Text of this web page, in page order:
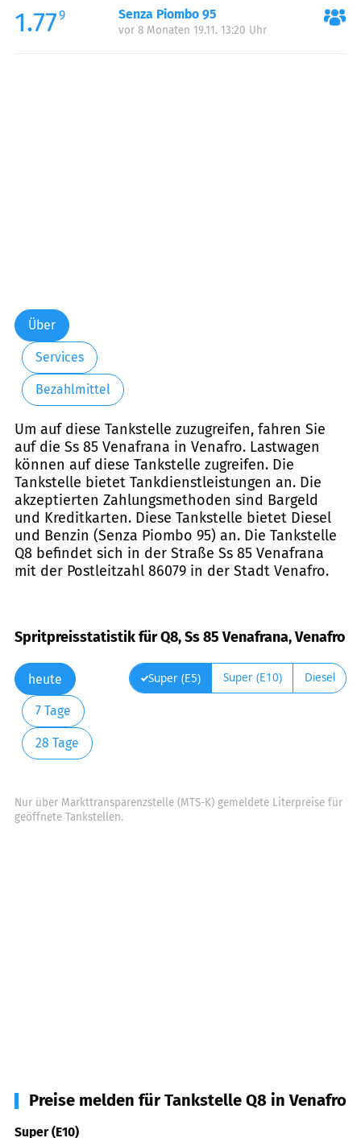
1.779 Senza Piombo 95
vor 8 Monaten 19.11. 13:20 Uhr
Über
Services
Bezahlmittel
Um auf diese Tankstelle zuzugreifen, fahren Sie
auf die Ss 85 Venafrana in Venafro. Lastwagen
können auf diese Tankstelle zugreifen. Die
Tankstelle bietet Tankdienstleistungen an. Die
akzeptierten Zahlungsmethoden sind Bargeld
und Kreditkarten. Diese Tankstelle bietet Diesel
und Benzin (Senza Piombo 95) an. Die Tankstelle
Q8 befindet sich in der Straße Ss 85 Venafrana
mit der Postleitzahl 86079 in der Stadt Venafro.
Spritpreisstatistik für Q8, Ss 85 Venafrana, Venafro
heute
7 Tage
28 Tage
Super (E5) Super (E10) Diesel
Nur über Markttransparenzstelle (MTS-K) gemeldete Literpreise für
geöffnete Tankstellen.
Preise melden für Tankstelle Q8 in Venafro
Super (E10)